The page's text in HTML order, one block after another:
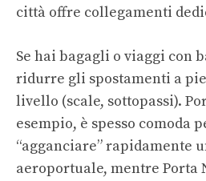
città offre collegamenti
Se hai bagagli o viaggi con
ridurre gli spostamenti a
livello (scale, sottopassi).
esempio, è spesso comoda
“agganciare” rapidamente
aeroportuale, mentre Porta